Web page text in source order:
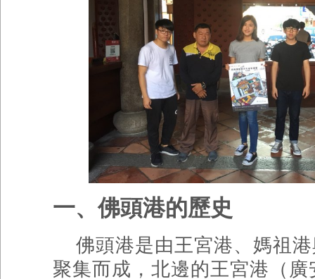
一、佛頭港的歷史
佛頭港是由王宮港、媽祖
聚集而成，北邊的王宮港（